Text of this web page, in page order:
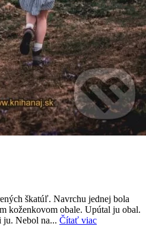
škatúľ. Navrchu jednej bola
koženkovom obale. Upútal ju obal.
ju. Nebol na... Čítať viac